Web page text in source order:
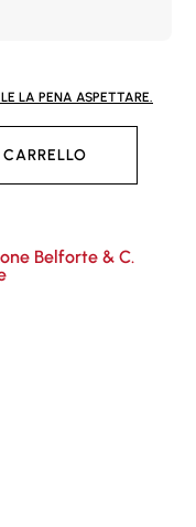
LA PENA ASPETTARE.
Belforte & C.